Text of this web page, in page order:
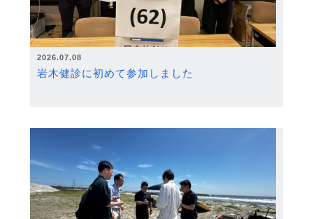
2026.07.08
岩木健診に初めて参加しました